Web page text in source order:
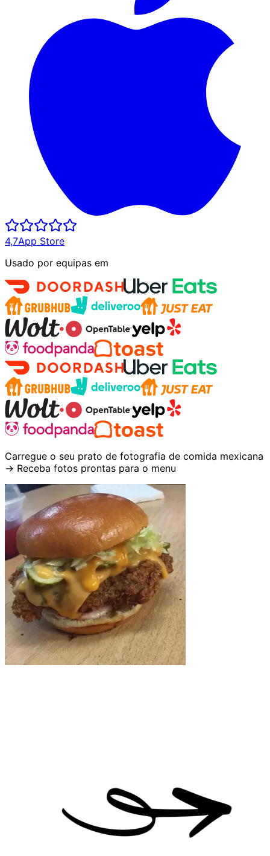
4,7App Store
Usado por equipas em
Carregue o seu prato de fotografia de comida mexicana
→ Receba fotos prontas para o menu